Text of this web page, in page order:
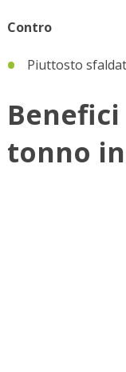
Contro
Piuttosto
tonno